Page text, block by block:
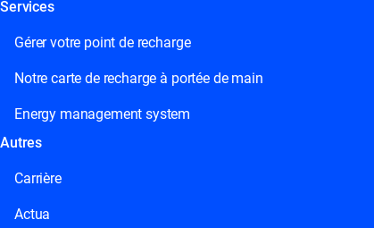
Services
Gérer votre point de recharge
Notre carte de recharge à portée de main
Energy management system
Autres
Carrière
Actua